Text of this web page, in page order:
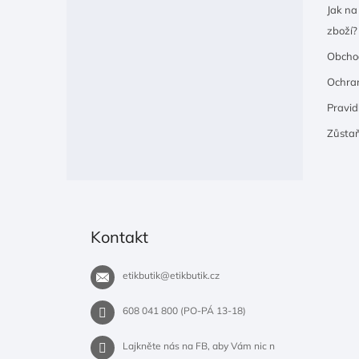
Jak
zboží?
Kontakt
etikbutik@etikbutik.cz
608 041 800 (PO-PÁ 13-18)
Lajkněte nás na FB, aby Vám nic n